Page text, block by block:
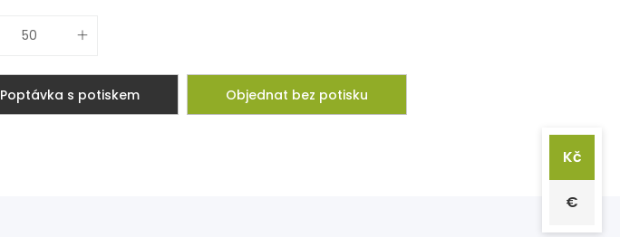
Poptávka s potiskem Objednat bez potisku
Kč
€